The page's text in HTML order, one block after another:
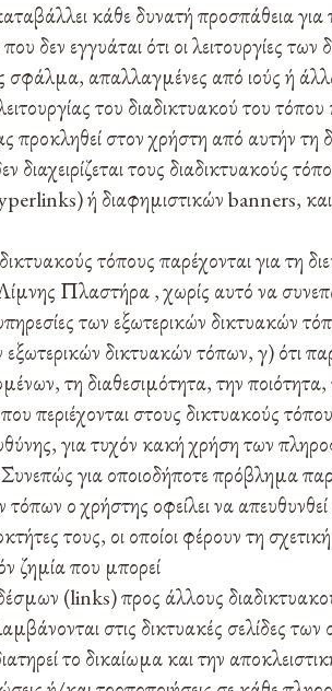
κάθε δυνατή προσπάθεια για
δεν εγγυάται ότι οι λειτουργίες
σφάλμα, απαλλαγμένες από ιούς ή
του διαδικτυακού του
προκληθεί στον χρήστη από αυτήν τη
τους διαδικτυακούς
ή διαφημιστικών banners, και
τόπους παρέχονται για τη
Πλαστήρα , χωρίς αυτό να
των εξωτερικών δικτυακών
εξωτερικών δικτυακών τόπων, γ) ότι
τη διαθεσιμότητα, την
περιέχονται στους δικτυακούς
για τυχόν κακή χρήση των
για οποιοδήποτε πρόβλημα
ο χρήστης οφείλει να απευθυνθεί
τους, οι οποίοι φέρουν τη
ζημία που μπορεί
(links) προς άλλους
στις δικτυακές σελίδες
το δικαίωμα και την